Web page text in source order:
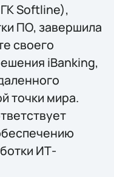
Softline),
ПО, завершила
своего
iBanking,
точки мира.
ИТ-